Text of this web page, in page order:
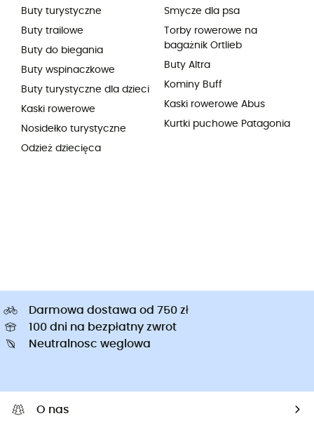
Buty turystyczne
Buty trailowe
Buty do biegania
Buty wspinaczkowe
Buty turystyczne dla dzieci
Kaski rowerowe
Nosidełko turystyczne
Odzież dziecięca
Smycze dla psa
Torby rowerowe na
bagażnik Ortlieb
Buty Altra
Kominy Buff
Kaski rowerowe Abus
Kurtki puchowe Patagonia
Darmowa dostawa od 750 zł
100 dni na bezpłatny zwrot
Neutralnosc weglowa
O nas